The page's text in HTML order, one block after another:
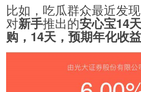
比如，吃瓜群众最近发
对新手推出的安心宝14
购，14天，预期年化收